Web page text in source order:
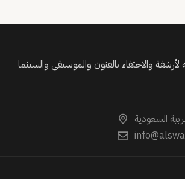
والاحتفاء بالفنون والموسيقى والسينما
السعودية